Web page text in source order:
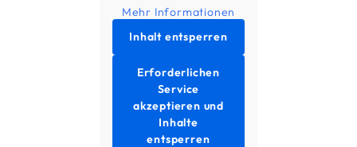
Mehr Informationen
Inhalt entsperren
Erforderlichen
Service
akzeptieren und
Inhalte
entsperren